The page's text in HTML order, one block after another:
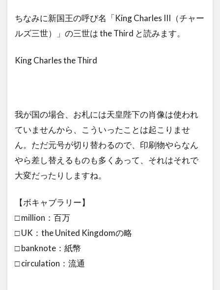
ヤ
ー
ちなみに新国王の呼び名「King Charles III（チャー
ルズ三世）」の三世は the Third と読みます。
King Charles the Third
我が国の場合、お札には天皇陛下の肖像は使われ
ていませんから、こういったことは起こりませ
ん。ただ元号が切り替わるので、印刷物やらなん
やら差し替えるものも多くあって、それはそれで
大変だったりしますね。
【ボキャブラリー】
□ million：百万
□ UK：the United Kingdomの略
□ banknote：紙幣
□ circulation：流通